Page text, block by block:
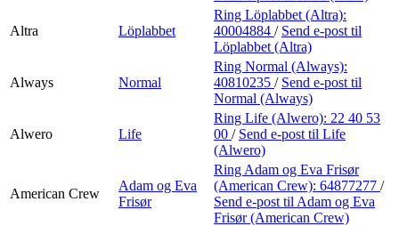
Altra Löplabbet
Ring Löplabbet (Altra):
40004884 / Send e-post til
Löplabbet (Altra)
Always Normal
Ring Normal (Always):
40810235 / Send e-post til
Normal (Always)
Alwero Life
Ring Life (Alwero): 22 40 53
00 / Send e-post til Life
(Alwero)
American Crew
Adam og Eva
Frisør
Ring Adam og Eva Frisør
(American Crew): 64877277 /
Send e-post til Adam og Eva
Frisør (American Crew)